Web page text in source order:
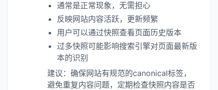
通常是正常现象，无需担心
反映网站内容活跃，更新频繁
用户可以通过快照查看页面历史版本
过多快照可能影响搜索引擎对页面最新版
本的识别
建议：确保网站有规范的canonical标签，
避免重复内容问题，定期检查快照内容是否